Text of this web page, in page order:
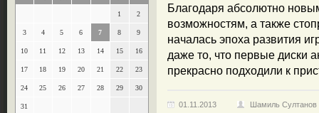
1 2
3 4 5 6 7 8 9
10 11 12 13 14 15 16
17 18 19 20 21 22 23
24 25 26 27 28 29 30
31
Благодаря абсолютно
возможностям, а также
началась эпоха развития
даже то, что первые диски
прекрасно подходили к
01.11.2013 Шамиль Султанов